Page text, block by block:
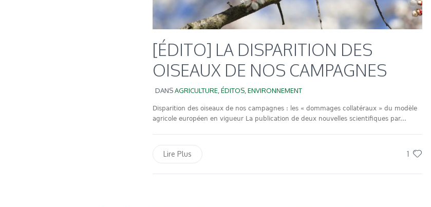
[ÉDITO] LA DISPARITION DES
OISEAUX DE NOS CAMPAGNES
DANSAGRICULTURE ÉDITOS ENVIRONNEMENT
Disparition des oiseaux de nos campagnes : les « dommages collatéraux » du modèle
agricole européen en vigueur La publication de deux nouvelles scientifiques par...
1
Lire Plus